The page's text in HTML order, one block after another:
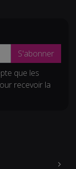
S'abonner
que les
recevoir la